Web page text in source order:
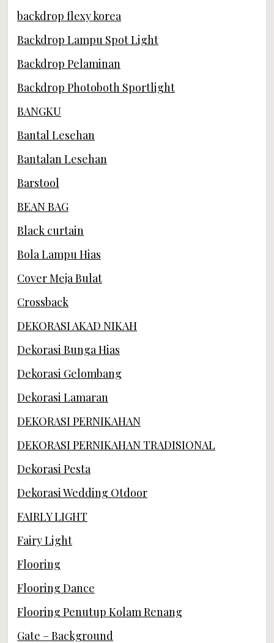
backdrop flexy korea
Backdrop Lampu Spot Light
Backdrop Pelaminan
Backdrop Photoboth Sportlight
BANGKU
Bantal Lesehan
Bantalan Lesehan
Barstool
BEAN BAG
Black curtain
Bola Lampu Hias
Cover Meja Bulat
Crossback
DEKORASI AKAD NIKAH
Dekorasi Bunga Hias
Dekorasi Gelombang
Dekorasi Lamaran
DEKORASI PERNIKAHAN
DEKORASI PERNIKAHAN TRADISIONAL
Dekorasi Pesta
Dekorasi Wedding Otdoor
FAIRLY LIGHT
Fairy Light
Flooring
Flooring Dance
Flooring Penutup Kolam Renang
Gate – Background